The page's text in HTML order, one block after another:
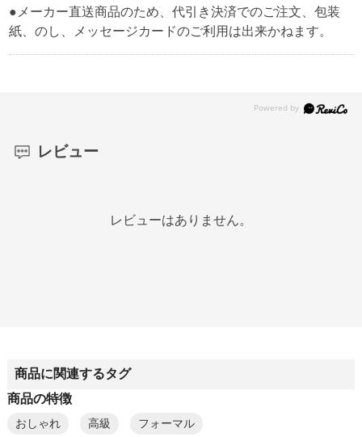
●メーカー直送商品のため、代引き決済でのご注文、包装
紙、のし、メッセージカードのご利用は出来かねます。
レビュー
レビューはありません。
商品に関連するタグ
商品の特徴
おしゃれ 高級 フォーマル